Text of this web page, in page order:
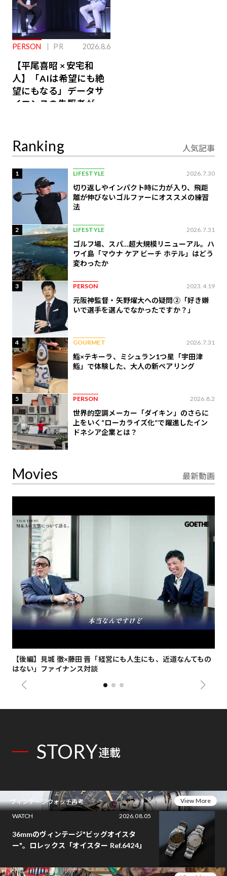
PERSON PR 2026.8.6
【平尾喜昭 × 安宅和
人】「AIは希望にも絶
望にもなる」データサ
イエンスの先駆者が語
Ranking 人気記事
1 LIFESTYLE 2026.7.30
切り返しやインパクト時に力が入り、飛距
離が伸びないゴルファーにオススメの練習
法
2 LIFESTYLE 2026.7.31
ゴルフ場、スパ…超大規模リニューアル。ハ
ワイ島「マウナ ケア ビーチ ホテル」はどう
変わったか
3 PERSON 2023.4.19
元阪神監督・矢野燿大への疑問②「好き嫌
いで選手を選んでなかったですか？」
4 GOURMET 2026.7.31
鮨×テキーラ、ミシュラン1つ星「宇田津
鮨」で体験した、大人の新ペアリング
5 PERSON 2026.8.2
世界的空調メーカー「ダイキン」のさらに
上をいく“ローカライズ化”で躍進したイン
ドネシア企業とは？
Movies 最新動画
【後編】見城 徹×藤田 晋「経営にも人生にも、近道なんてもの
はない」ファイナンス対談
STORY連載
ヴィンテージウォッチ再考
View More
WATCH
2026.08.05
36mmのヴィンテージ"ビッグオイスタ
ー"。ロレックス「オイスター Ref.6424」